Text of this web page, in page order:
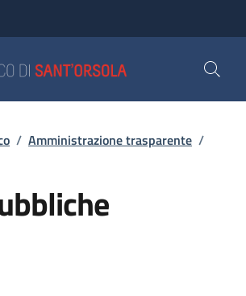
/ Amministrazione trasparente /